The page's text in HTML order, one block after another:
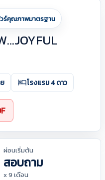
ร์คุณภาพมาตรฐาน
โรงแรม 4 ดาว
ผ่อนเริ่มต้น
สอบถาม
x 9 เดือน